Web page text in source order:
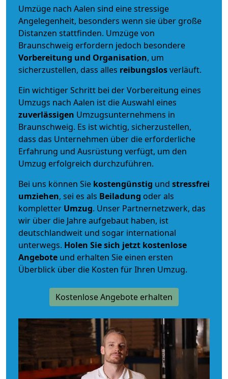
Umzüge nach Aalen sind eine stressige
Angelegenheit, besonders wenn sie über große
Distanzen stattfinden. Umzüge von
Braunschweig erfordern jedoch besondere
Vorbereitung und Organisation, um
sicherzustellen, dass alles reibungslosverläuft.
Ein wichtiger Schritt bei der Vorbereitung eines
Umzugs nach Aalen ist die Auswahl eines
zuverlässigen Umzugsunternehmens in
Braunschweig. Es ist wichtig, sicherzustellen,
dass das Unternehmen über die erforderliche
Erfahrung und Ausrüstung verfügt, um den
Umzug erfolgreich durchzuführen.
Bei uns können Sie kostengünstig und stressfrei
umziehen, sei es als Beiladung oder als
kompletter Umzug. Unser Partnernetzwerk, das
wir über die Jahre aufgebaut haben, ist
deutschlandweit und sogar international
unterwegs. Holen Sie sich jetzt kostenlose
Angebote und erhalten Sie einen ersten
Überblick über die Kosten für Ihren Umzug.
Kostenlose Angebote erhalten